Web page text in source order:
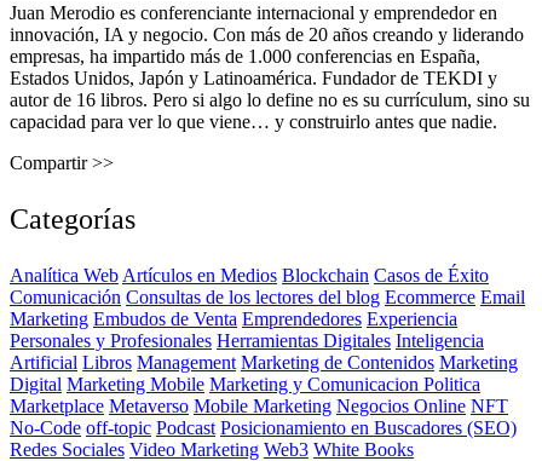
Juan Merodio es conferenciante internacional y emprendedor en
innovación, IA y negocio. Con más de 20 años creando y liderando
empresas, ha impartido más de 1.000 conferencias en España,
Estados Unidos, Japón y Latinoamérica. Fundador de TEKDI y
autor de 16 libros. Pero si algo lo define no es su currículum, sino su
capacidad para ver lo que viene… y construirlo antes que nadie.
Compartir >>
Categorías
Analítica Web Artículos en Medios Blockchain Casos de Éxito
Comunicación Consultas de los lectores del blog Ecommerce Email
Marketing Embudos de Venta Emprendedores Experiencia
Personales y Profesionales Herramientas Digitales Inteligencia
Artificial Libros Management Marketing de Contenidos Marketing
Digital Marketing Mobile Marketing y Comunicacion Politica
Marketplace Metaverso Mobile Marketing Negocios Online NFT
No-Code off-topic Podcast Posicionamiento en Buscadores (SEO)
Redes Sociales Video Marketing Web3 White Books